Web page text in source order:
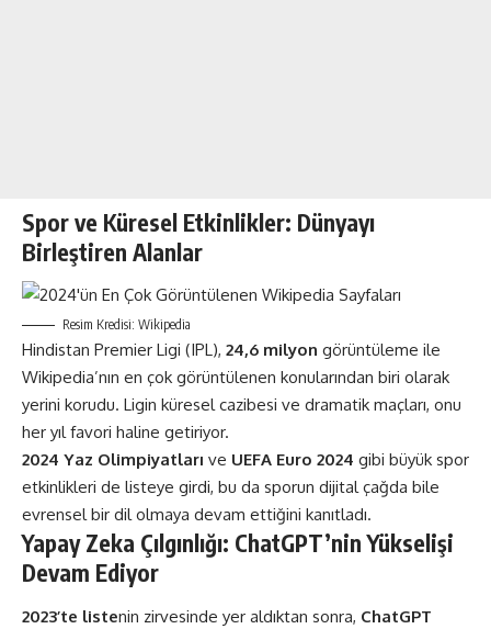
Spor ve Küresel Etkinlikler: Dünyayı
Birleştiren Alanlar
Resim Kredisi: Wikipedia
Hindistan Premier Ligi (IPL), 24,6 milyon görüntüleme ile
Wikipedia’nın en çok görüntülenen konularından biri olarak
yerini korudu. Ligin küresel cazibesi ve dramatik maçları, onu
her yıl favori haline getiriyor.
2024 Yaz Olimpiyatları ve UEFA Euro 2024 gibi büyük spor
etkinlikleri de listeye girdi, bu da sporun dijital çağda bile
evrensel bir dil olmaya devam ettiğini kanıtladı​​.
Yapay Zeka Çılgınlığı: ChatGPT’nin Yükselişi
Devam Ediyor
2023’te listenin zirvesinde yer aldıktan sonra, ChatGPT